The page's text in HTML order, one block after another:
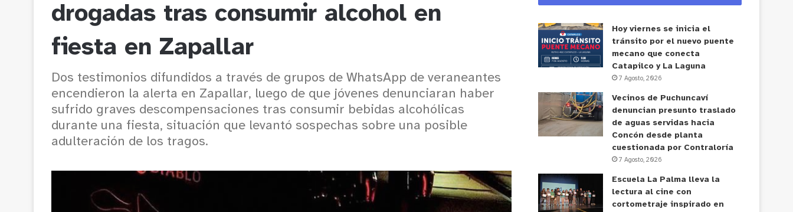
drogadas tras consumir alcohol en
fiesta en Zapallar
Dos testimonios difundidos a través de grupos de WhatsApp de veraneantes
encendieron la alerta en Zapallar, luego de que jóvenes denunciaran haber
sufrido graves descompensaciones tras consumir bebidas alcohólicas
durante una fiesta, situación que levantó sospechas sobre una posible
adulteración de los tragos.
Hoy viernes se inicia el
tránsito por el nuevo puente
mecano que conecta
Catapilco y La Laguna
7 Agosto, 2026
Vecinos de Puchuncaví
denuncian presunto traslado
de aguas servidas hacia
Concón desde planta
cuestionada por Contraloría
7 Agosto, 2026
Escuela La Palma lleva la
lectura al cine con
cortometraje inspirado en